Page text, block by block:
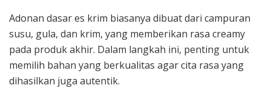
Adonan dasar es krim biasanya dibuat dari campuran
susu, gula, dan krim, yang memberikan rasa creamy
pada produk akhir. Dalam langkah ini, penting untuk
memilih bahan yang berkualitas agar cita rasa yang
dihasilkan juga autentik.